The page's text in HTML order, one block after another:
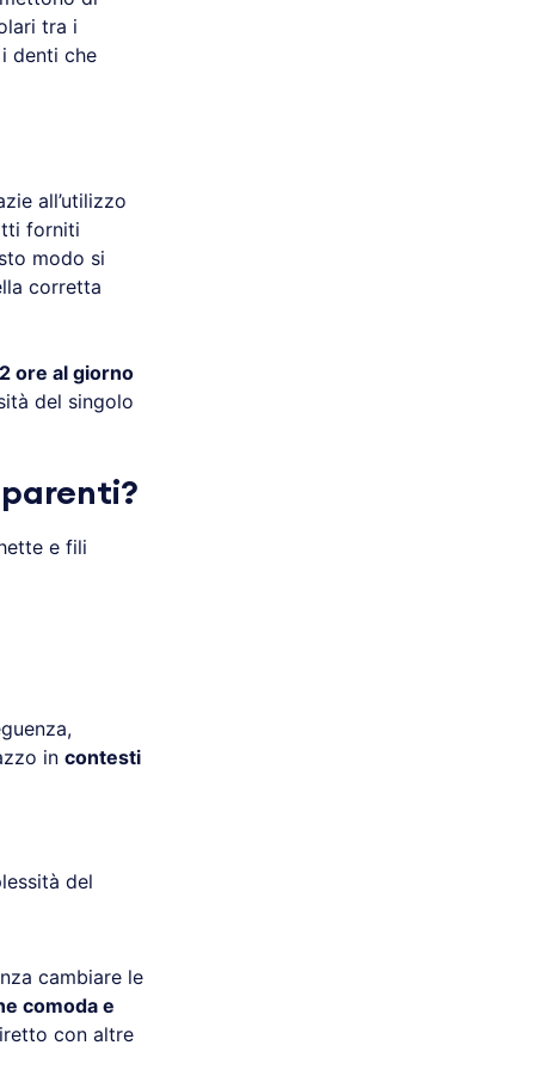
tra i
denti che
all’utilizzo
forniti
modo si
corretta
ore al giorno
del singolo
e fili
in contesti
del
cambiare le
comoda e
con altre